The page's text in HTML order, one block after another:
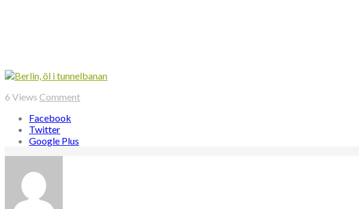
6 Views Comment
Facebook
Twitter
Google Plus